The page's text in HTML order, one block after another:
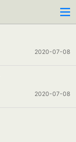
2020-07-08
2020-07-08